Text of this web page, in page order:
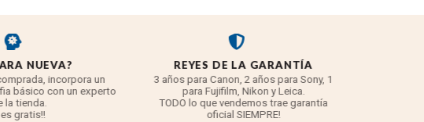
NUEVA?
incorpora un
básico con un experto
la tienda.
gratis!!
REYES DE LA GARANTÍA
3 años para Canon, 2 años para Sony, 1
para Fujifilm, Nikon y Leica.
TODO lo que vendemos trae garantía
oficial SIEMPRE!